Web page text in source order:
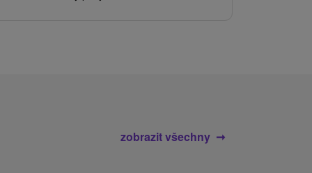
zobrazit všechny